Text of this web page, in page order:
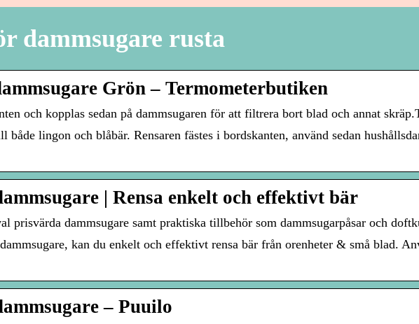
dammsugare rusta
Grön – Termometerbutiken
och kopplas sedan på dammsugaren för att filtrera bort blad och annat
både lingon och blåbär. Rensaren fästes i bordskanten, använd sedan
| Rensa enkelt och effektivt bär
prisvärda dammsugare samt praktiska tillbehör som dammsugarpåsar och
kan du enkelt och effektivt rensa bär från orenheter & små blad.
– Puuilo